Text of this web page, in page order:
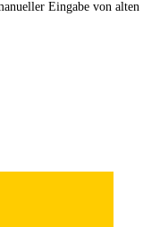
Eingabe von alten